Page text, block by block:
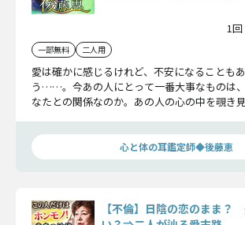
1回
一部無料 二人用
愛は確かに感じるけれど、不安になることも
う……。今あの人にとって一番大事なものは
なたとの関係なのか。あの人の心の中を覗き
心と体の耳鑑定師◆後藤恵
【不倫】日陰の恋のまま？